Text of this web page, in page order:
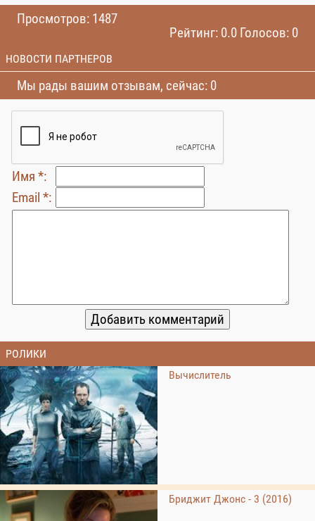
Просмотров: 1487
Рейтинг: 0.0 Голосов: 0
НОВОСТИ ПАРТНЕРОВ
Мы рады вашим отзывам, сейчас: 0
Имя *:
Email *:
РОЛИКИ
Вычислитель
Бриджит Джонс - 3 (2016)